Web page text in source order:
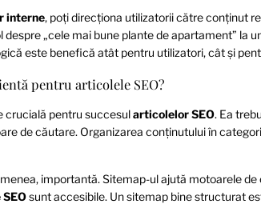
interne, poți direcționa utilizatorii către conținut
„cele mai bune plante de apartament” la
este benefică atât pentru utilizatori, cât și
pentru articolele SEO?
crucială pentru succesularticolelor SEO. Ea
de căutare. Organizarea conținutului în
importantă. Sitemap-ul ajută motoarele
sunt accesibile. Un sitemap bine structurat